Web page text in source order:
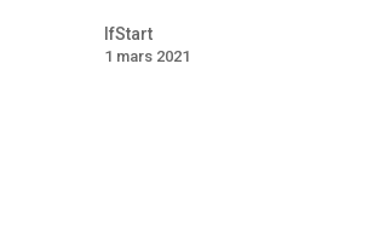
IfStart
1 mars 2021